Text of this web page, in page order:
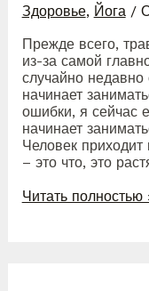
Здоровье, Йога/
Прежде всего,
из-за самой
случайно недавно
начинает
ошибки, я сейчас
начинает
Человек
– это что, это
И
Читать полностью